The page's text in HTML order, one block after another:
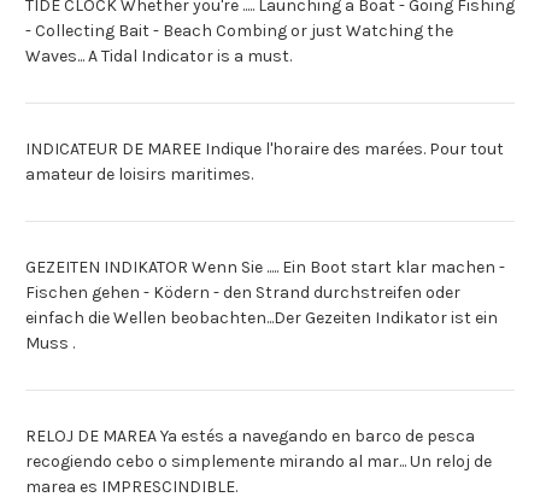
TIDE CLOCK Whether you're ..... Launching a Boat - Going Fishing
- Collecting Bait - Beach Combing or just Watching the
Waves... A Tidal Indicator is a must.
INDICATEUR DE MAREE Indique l'horaire des marées. Pour tout
amateur de loisirs maritimes.
GEZEITEN INDIKATOR Wenn Sie ..... Ein Boot start klar machen -
Fischen gehen - Ködern - den Strand durchstreifen oder
einfach die Wellen beobachten...Der Gezeiten Indikator ist ein
Muss .
RELOJ DE MAREA Ya estés a navegando en barco de pesca
recogiendo cebo o simplemente mirando al mar... Un reloj de
marea es IMPRESCINDIBLE.